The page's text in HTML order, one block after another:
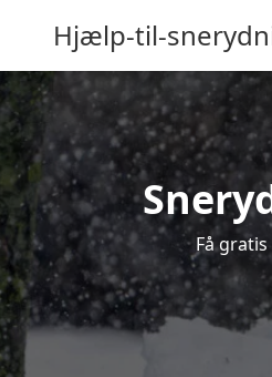
Hjælp-til-
Få